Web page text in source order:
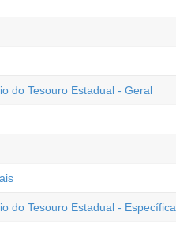
do Tesouro Estadual - Geral
do Tesouro Estadual - Específica